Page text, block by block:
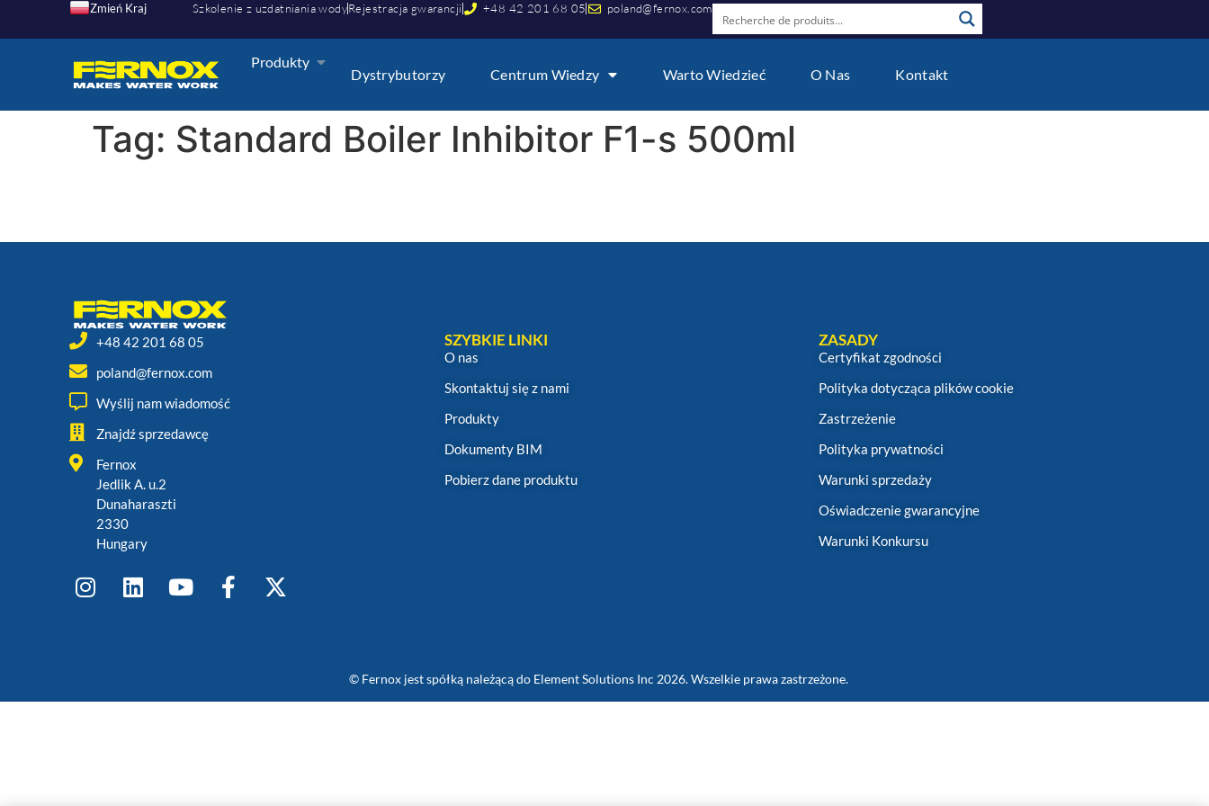
Zmień Kraj Szkolenie z uzdatniania wodyRejestracja gwarancji +48 42 201 68 05 poland@fernox.com
Produkty
Dystrybutorzy Centrum Wiedzy Warto Wiedzieć O Nas Kontakt
Tag: Standard Boiler Inhibitor F1-s 500ml
+48 42 201 68 05
poland@fernox.com
Wyślij nam wiadomość
Znajdź sprzedawcę
Fernox
Jedlik A. u.2
Dunaharaszti
2330
Hungary
SZYBKIE LINKI
O nas
Skontaktuj się z nami
Produkty
Dokumenty BIM
Pobierz dane produktu
ZASADY
Certyfikat zgodności
Polityka dotycząca plików cookie
Zastrzeżenie
Polityka prywatności
Warunki sprzedaży
Oświadczenie gwarancyjne
Warunki Konkursu
© Fernox jest spółką należącą do Element Solutions Inc 2026. Wszelkie prawa zastrzeżone.